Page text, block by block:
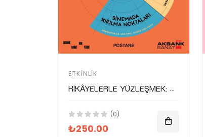
ETKINLIK
Hikâyelerle Yüzleşmek: Sinemada Kırılma Noktaları
(0)
₺250.00